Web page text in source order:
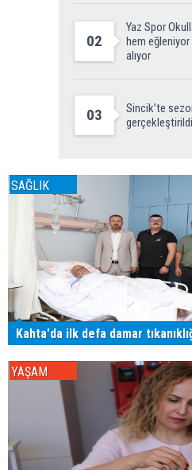
02
Yaz Spor
hem
alıyor
03
Sincik’te
gerçekleştirildi
SAĞLIK
Kahta'da ilk defa damar
YAŞAM